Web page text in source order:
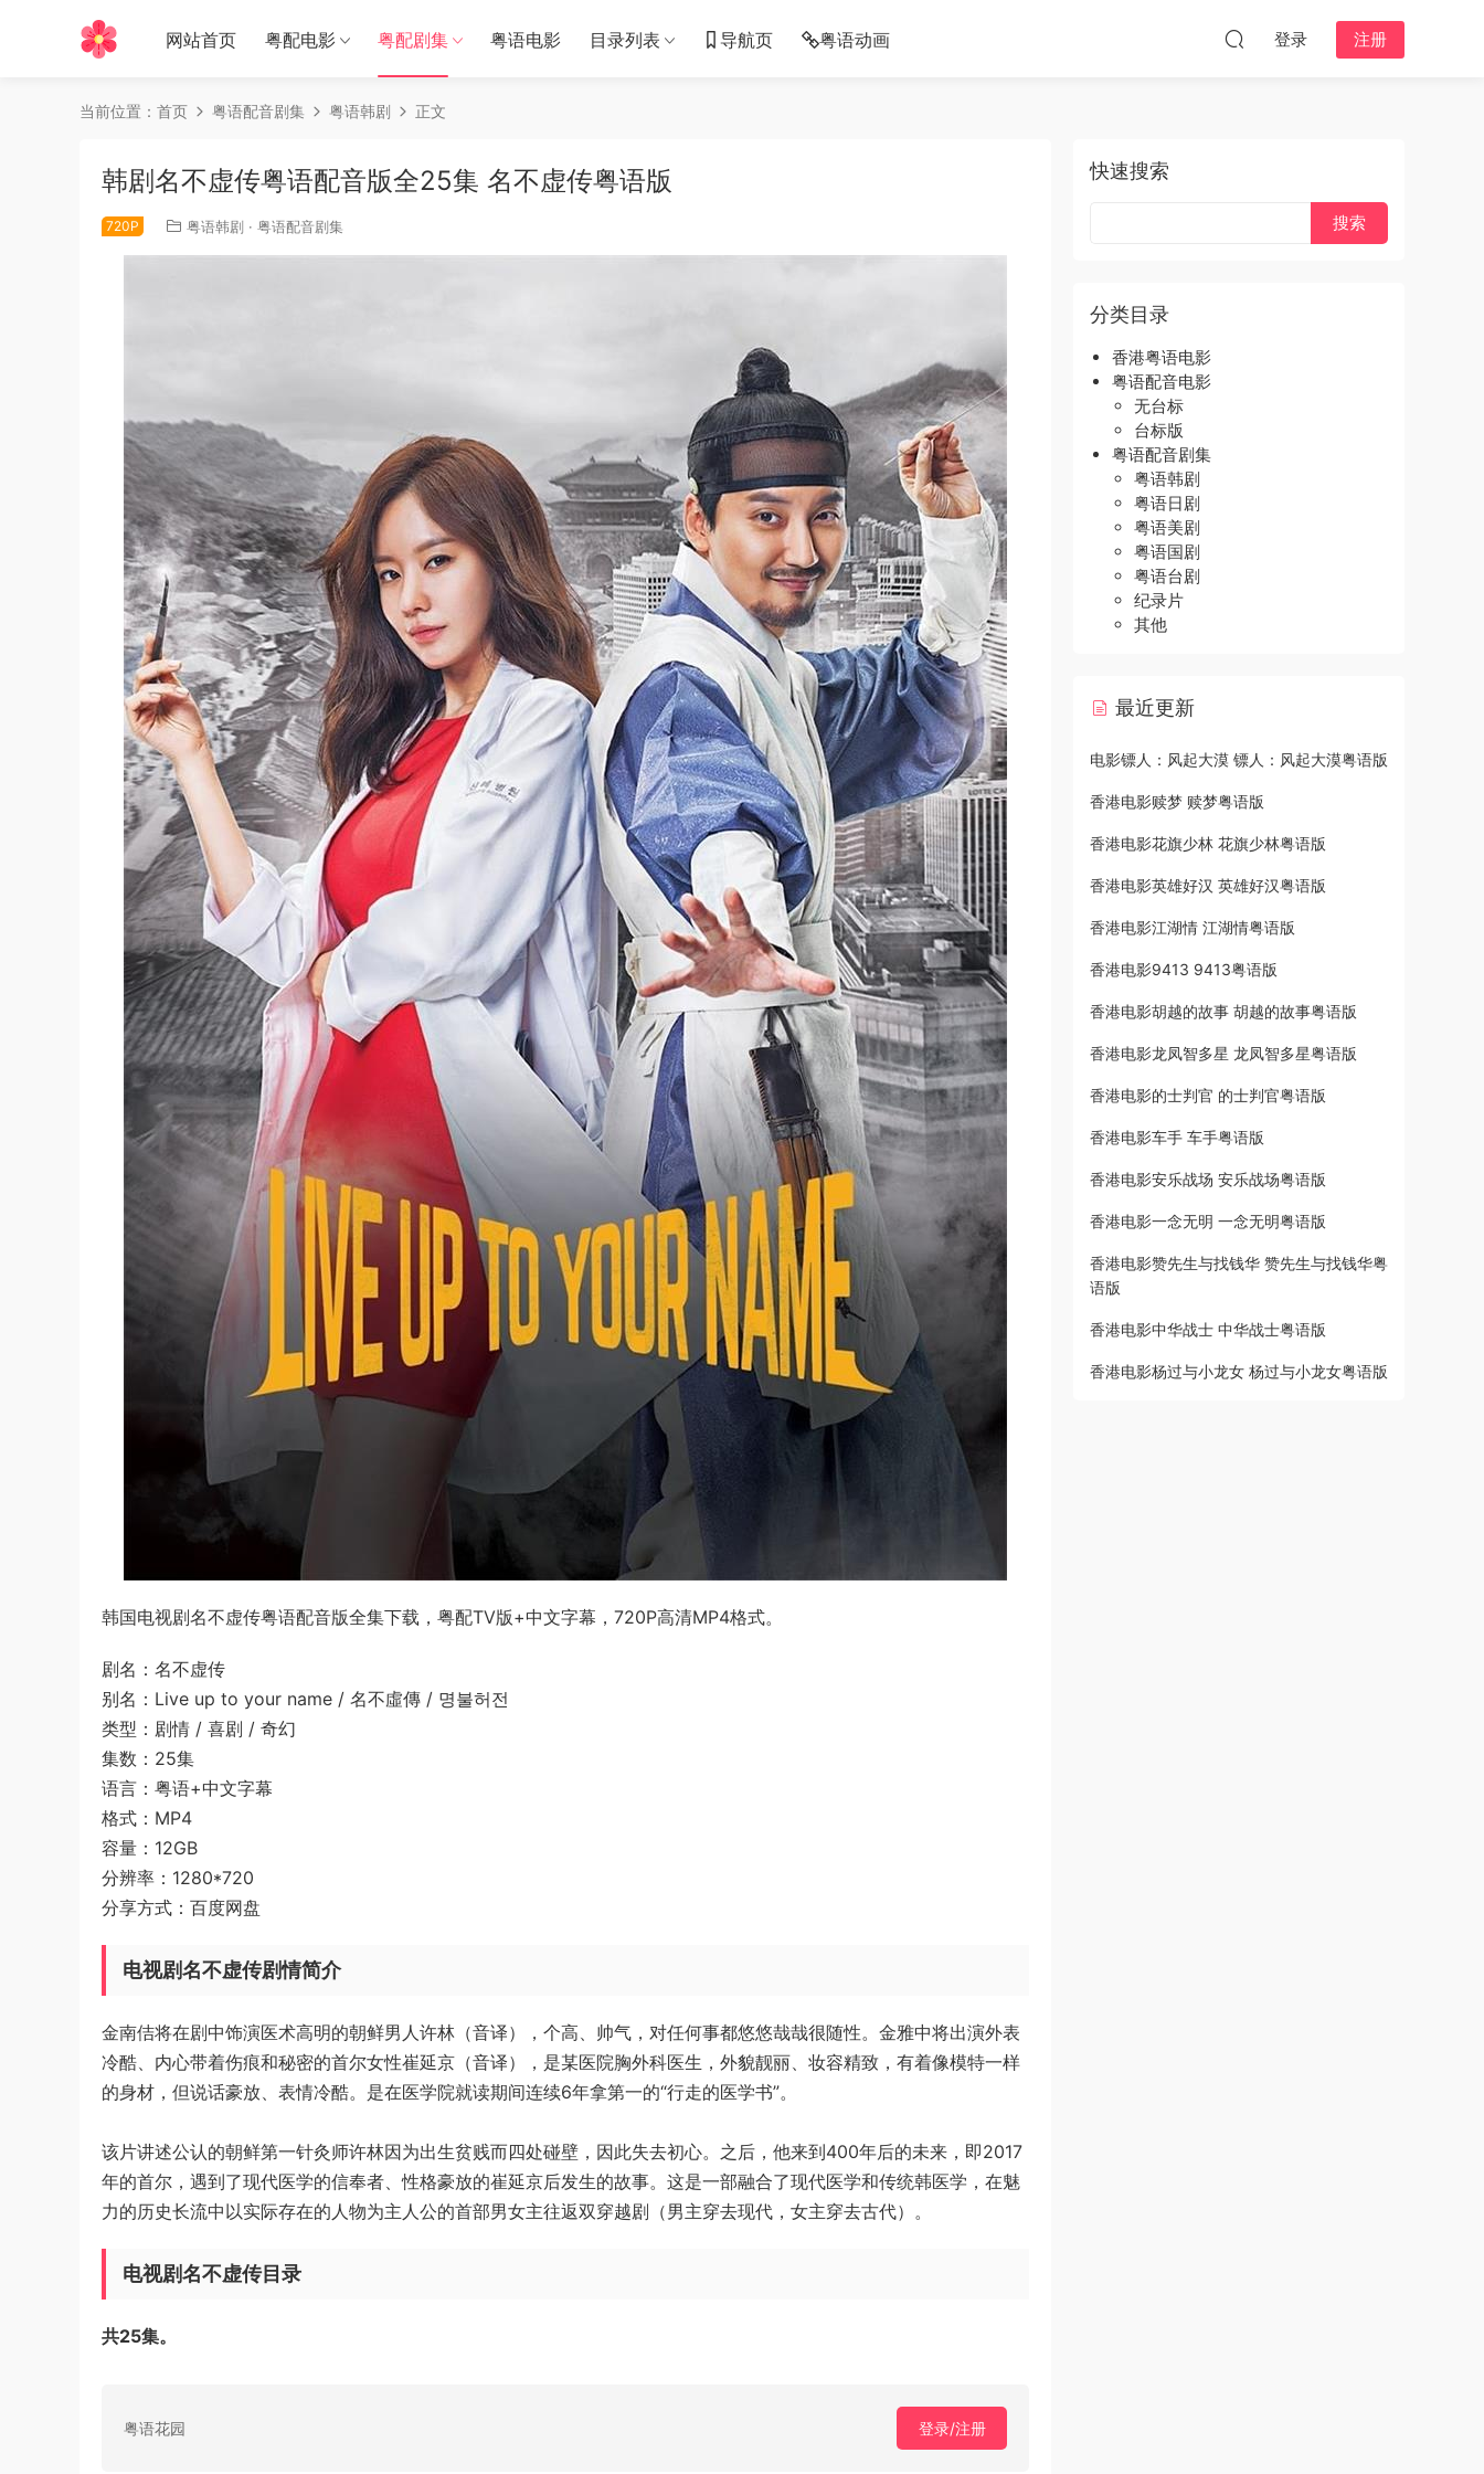
网站首页 粤配电影 粤配剧集 粤语电影 目录列表 导航页 粤语动画 登录 注册
当前位置： 首页 粤语配音剧集 粤语韩剧 正文
韩剧名不虚传粤语配音版全25集 名不虚传粤语版
720P 粤语韩剧 · 粤语配音剧集
韩国电视剧名不虚传粤语配音版全集下载，粤配TV版+中文字幕，720P高清MP4格式。
剧名：名不虚传
别名：Live up to your name / 名不虛傳 / 명불허전
类型：剧情 / 喜剧 / 奇幻
集数：25集
语言：粤语+中文字幕
格式：MP4
容量：12GB
分辨率：1280*720
分享方式：百度网盘
电视剧名不虚传剧情简介
金南佶将在剧中饰演医术高明的朝鲜男人许林（音译），个高、帅气，对任何事都悠悠哉哉很随性。金雅中将出演外表
冷酷、内心带着伤痕和秘密的首尔女性崔延京（音译），是某医院胸外科医生，外貌靓丽、妆容精致，有着像模特一样
的身材，但说话豪放、表情冷酷。是在医学院就读期间连续6年拿第一的“行走的医学书”。
该片讲述公认的朝鲜第一针灸师许林因为出生贫贱而四处碰壁，因此失去初心。之后，他来到400年后的未来，即2017
年的首尔，遇到了现代医学的信奉者、性格豪放的崔延京后发生的故事。这是一部融合了现代医学和传统韩医学，在魅
力的历史长流中以实际存在的人物为主人公的首部男女主往返双穿越剧（男主穿去现代，女主穿去古代）。
电视剧名不虚传目录
共25集。
粤语花园 登录/注册
快速搜索
分类目录
香港粤语电影
粤语配音电影
无台标
台标版
粤语配音剧集
粤语韩剧
粤语日剧
粤语美剧
粤语国剧
粤语台剧
纪录片
其他
最近更新
电影镖人：风起大漠 镖人：风起大漠粤语版
香港电影赎梦 赎梦粤语版
香港电影花旗少林 花旗少林粤语版
香港电影英雄好汉 英雄好汉粤语版
香港电影江湖情 江湖情粤语版
香港电影9413 9413粤语版
香港电影胡越的故事 胡越的故事粤语版
香港电影龙凤智多星 龙凤智多星粤语版
香港电影的士判官 的士判官粤语版
香港电影车手 车手粤语版
香港电影安乐战场 安乐战场粤语版
香港电影一念无明 一念无明粤语版
香港电影赞先生与找钱华 赞先生与找钱华粤
语版
香港电影中华战士 中华战士粤语版
香港电影杨过与小龙女 杨过与小龙女粤语版